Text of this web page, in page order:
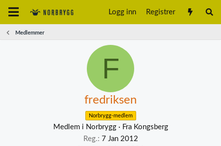
Logg inn Registrer
Medlemmer
F
fredriksen
Norbrygg-medlem
Medlem i Norbrygg · Fra Kongsberg
Reg.
7 Jan 2012